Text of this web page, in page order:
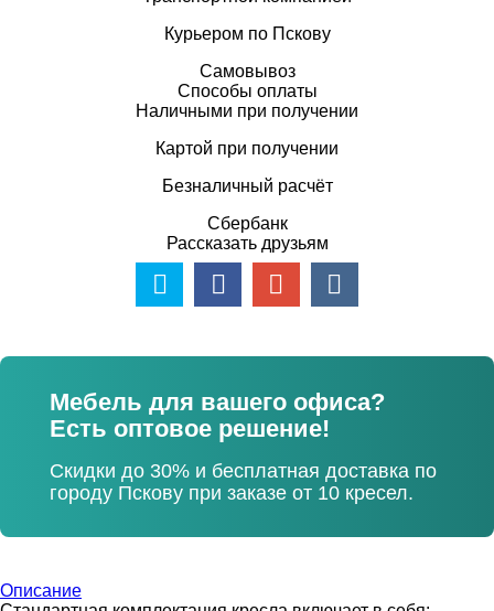
Курьером по Пскову
Самовывоз
Способы оплаты
Наличными при получении
Картой при получении
Безналичный расчёт
Сбербанк
Рассказать друзьям
Мебель для вашего офиса?
Есть оптовое решение!
Скидки до 30% и бесплатная доставка по
городу Пскову при заказе от 10 кресел.
Описание